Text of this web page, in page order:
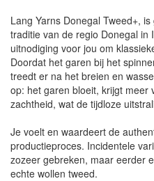
Lang Yarns Donegal Tweed+,
traditie van de regio Donegal in
uitnodiging voor jou om
Doordat het garen bij het
treedt er na het breien en
op: het garen bloeit, krijgt meer
zachtheid, wat de tijdloze
Je voelt en waardeert de
productieproces. Incidentele
zozeer gebreken, maar eerder
echte wollen tweed.